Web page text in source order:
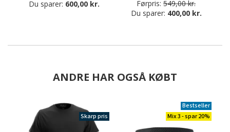
Du sparer: 600,00 kr. Førpris: 549,00 kr.
Du sparer: 400,00 kr.
ANDRE HAR OGSÅ KØBT
Skarp pris
Bestseller
Mix 3 - spar 20%